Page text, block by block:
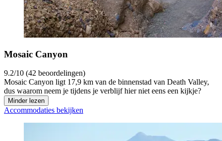
Mosaic Canyon
9.2/10 (42 beoordelingen)
Mosaic Canyon ligt 17,9 km van de binnenstad van Death Valley,
dus waarom neem je tijdens je verblijf hier niet eens een kijkje?
Minder lezen
Accommodaties bekijken